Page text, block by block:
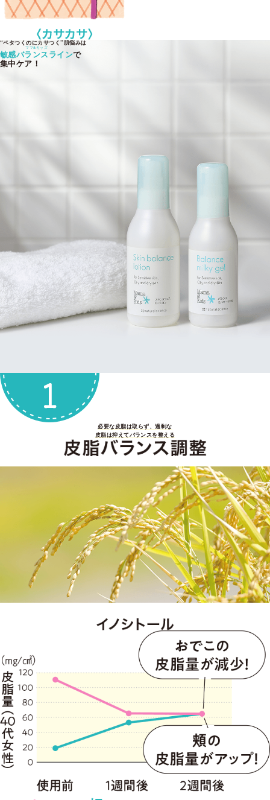
“ベタつくのにカサつく”肌悩みは
ママ&キッズ
敏感バランスラインで
集中ケア！
必要な皮脂は取らず、過剰な
皮脂は抑えてバランスを整える